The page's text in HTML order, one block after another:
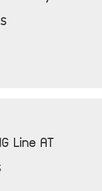
Line AT